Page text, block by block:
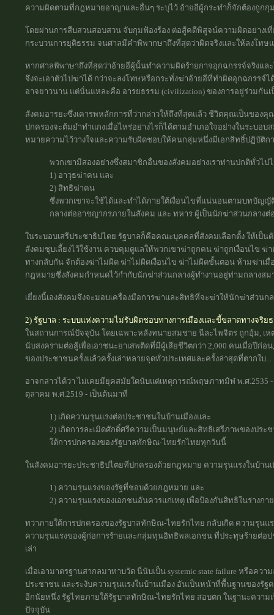
ความผิดตามที่กฎหมายอาญาและอื่นๆ ระบุไว้ อ้ายอีผู้กระทำก็จักต้องถูกกุ
โดยผ่านการสืบสวนสอบสวน จับกุมฟ้องร้อง ต่อสู้คดีพิสูจน์ความผิดอย่างเที่
กระบวนการยุติธรรม จนศาลมีคำพิพากษาถึงที่สุดว่าผิดจริงและให้ลงโทษ
หากศาลพิพาษาถึงที่สุดว่าอ้ายอีผู้นั้นทำความผิดร้ายกาจอุกฉกรรจ์จริงแ
จึงจะเอาตัวไปฆ่าได้ กว่าจะลงโทษหรือกระทั่งฆ่าอ้ายอีที่ทำผิดอุกฉกรรจ์
อาจยาวนาน แต่นั่นแหละคือ อารยธรรม (civilization) ของการอยู่ร่วมกัน
สังคมอารยะซึ่งเคารพหลักการที่ว่ากล่าวให้ถึงที่สุดแล้ว ชีวิตคุณเป็นของคุ
ปกครองจะต้มยำทำแกงเมื่อไหร่อย่างไรก็ได้ตามอำเภอใจอย่างในระบ
หมายความไว้วางใจและความรับผิดชอบให้คนกลุ่มหนึ่งมีเอกสิทธิ์ปฏิบัติก
พวกเขามีสองอย่างซึ่งสมาชิกอื่นของสังคมอย่างเราท่านปกติทั่วไป
1) อาวุธฆ่าคน และ
2) สิทธิฆ่าคน
ซึ่งพวกเขาจะใช้ได้และทำได้ภายใต้เงื่อนไขที่แน่นอนตามบทบัญ
กลางต่ออาชญากรภายในสังคม และ ทหาร ผู้เป็นนักฆ่าส่วนกลาง
ในระบอบเสรีประชาธิปไตย รัฐบาลก็คือคณะบุคคลที่สังคมเลือกตั้ง ให้เป็
สังคมชุบเลี้ยงไว้ใช้งาน ควบคุมดูแลให้พวกเขาฆ่าถูกคน ฆ่าถูกเงื่อนไข ฆ่
ทางกลับกัน จักต้องฆ่าไม่ผิด ฆ่าไม่ผิดเงื่อนไข ฆ่าไม่ผิดขั้นตอน ห้ามฆ่าเมื่
กฎหมายซึ่งสังคมกำหนดไว้กำกับนักฆ่าส่วนกลางผู้ทำงานอยู่ท่ามกลางส
เยี่ยงนี้เองสังคมจึงจะมอบเครื่องมือการฆ่าและสิทธิที่จะฆ่าให้นักฆ่าส่วนก
2) รัฐบาล : ระบบแห่งความไม่รับผิดชอบทางการเมืองและขี้ขลาดทางจริย
ในสถานการณ์ปัจจุบัน โดยเฉพาะหลังทนายสมชาย นีละไพจิตร ถูกอุ้ม, เ
นับสงครามต่อสู้เพื่อเอาชนะยาเสพติดที่มีผู้เสียชีวิตกว่า 2,000 คนเมื่อปีก่
ของประชาชนครั้งแล้วครั้งเล่าหลายจุดทั่วประเทศและครั้งล่าสุดที่ตากใบ...
อาจกล่าวได้ว่า ไม่เคยมียุคสมัยใดนับแต่เหตุการณ์พฤษภาทมิฬ พ.ศ.2535
ตุลาคม พ.ศ.2519 - เป็นต้นมาที่
1) เกิดความรุนแรงต่อประชาชนในบ้านเมืองและ
2) เกิดการละเมิดศักดิ์ศรีความเป็นมนุษย์และสิทธิเสรีภาพของประ
ใต้การปกครองของรัฐบาลทักษิณ-ไทยรักไทยทุกวันนี้
ในสังคมอารยะประชาธิปไตยที่ปกครองด้วยกฎหมาย ความรุนแรงในบ้าน
1) ความรุนแรงของรัฐที่ชอบด้วยกฎหมาย และ
2) ความรุนแรงของเอกชนอันควรแก่เหตุ เพื่อป้องกันสิทธิในร่างก
ทว่าภายใต้การปกครองของรัฐบาลทักษิณ-ไทยรักไทย กลับเกิด ความรุน
ความรุนแรงของผู้ก่อการร้ายและกลุ่มทุนอิทธิพลเอกชน ที่ประทุษร้ายต่
เล่า
เมื่อเอามาตรฐานสากลมาทาบวัด นี่นับเป็น systemic state failure หรือค
ประชาชน และระงับความรุนแรงในบ้านเมือง อันเป็นหน้าที่พื้นฐานของรั
อีกนัยหนึ่ง รัฐไทยภายใต้รัฐบาลทักษิณ-ไทยรักไทย สอบตก ในฐานะควา
ปัจจุบัน